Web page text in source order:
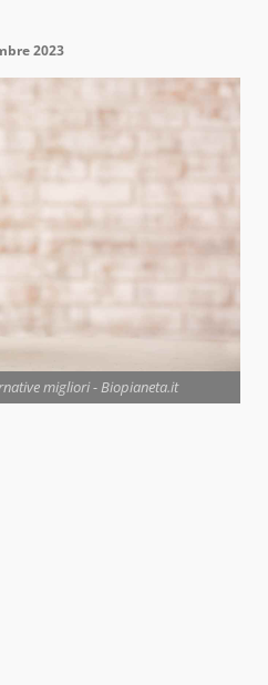
2023
migliori - Biopianeta.it